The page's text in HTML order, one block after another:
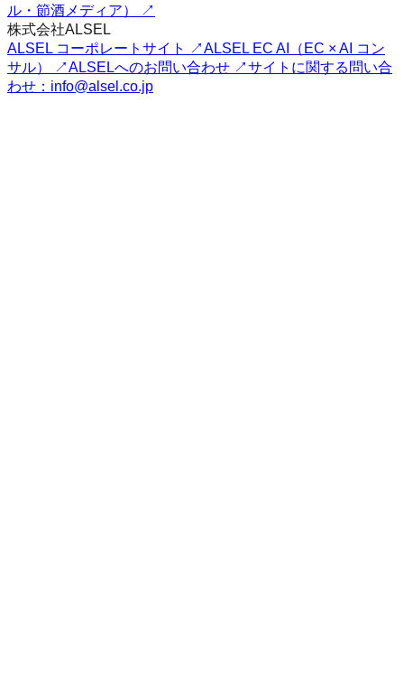
ル・節酒メディア） ↗
株式会社ALSEL
ALSEL コーポレートサイト ↗ALSEL EC AI（EC × AI コン
サル） ↗ALSELへのお問い合わせ ↗サイトに関する問い合
わせ：info@alsel.co.jp